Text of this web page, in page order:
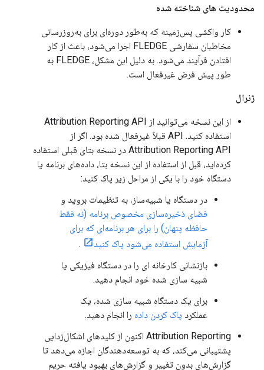
محدودیت های شناخته شده
کار واکشی پس‌زمینه که به‌طور دوره‌ای برای به‌روزرسانی
مخاطبان سفارشی FLEDGE اجرا می‌شود، باعث از کار
افتادن فرآیند می‌شود. به دلیل این مشکل، FLEDGE به
طور پیش فرض غیرفعال است.
ژنرال
از این نسخه می‌توانید از Attribution Reporting API
استفاده کنید. API قبلاً غیرفعال شده بود. اگر از
Attribution Reporting API در نسخه بتای قبلی استفاده
کرده‌اید، قبل از استفاده از این نسخه بتا، داده‌های برنامه یا
دستگاه خود را با یکی از مراحل زیر پاک کنید:
در دستگاه یا شبیه‌ساز، به تنظیمات بروید و
فضای ذخیره‌سازی مخصوص برنامه (نه فقط
حافظه پنهان) را برای هر برنامه‌ای که برای
آزمایش استفاده می‌شود پاک کنید
.
بازنشانی کارخانه ای را در دستگاه فیزیکی یا
شبیه سازی شده خود انجام دهید.
برای یک دستگاه شبیه سازی شده، یک
عملکرد پاک کردن داده را انجام دهید.
Attribution Reporting اکنون از کلیدهای اشکال‌زدایی
پشتیبانی می‌کند، که به توسعه‌دهندگان اجازه می‌دهد تا
گزارش‌های بدون تغییر و گزارش‌های بهبود یافته حریم